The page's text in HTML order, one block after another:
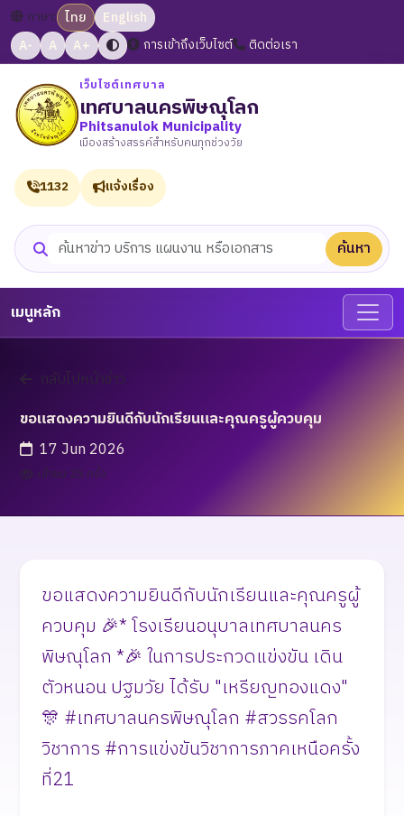
ภาษา: ไทย
English
A-
A A+ การเข้าถึงเว็บไซต์ ติดต่อเรา
เว็บไซต์เทศบาล
เทศบาลนครพิษณุโลก
Phitsanulok Municipality
เมืองสร้างสรรค์สำหรับคนทุกช่วงวัย
ค้นหาเว็บไซต์ ค้นหา
1132 แจ้งเรื่อง
เมนูหลัก
กลับไปหน้าข่าว
ขอแสดงความยินดีกับนักเรียนและคุณครูผู้ควบคุม
17 Jun 2026
เข้าชม 25 ครั้ง
ขอแสดงความยินดีกับนักเรียนและคุณครูผู้
ควบคุม 🎉* โรงเรียนอนุบาลเทศบาลนคร
พิษณุโลก *🎉 ในการประกวดแข่งขัน เดิน
ตัวหนอน ปฐมวัย ได้รับ "เหรียญทองแดง"
🎊 #เทศบาลนครพิษณุโลก #สวรรคโลก
วิชาการ #การแข่งขันวิชาการภาคเหนือครั้ง
ที่21